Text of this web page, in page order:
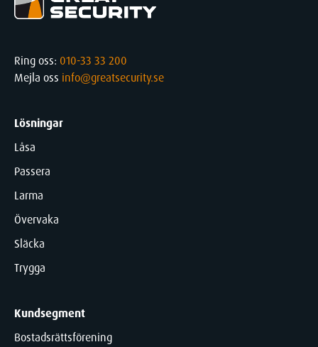
Ring oss: 010-33 33 200
Mejla oss info@greatsecurity.se
Lösningar
Låsa
Passera
Larma
Övervaka
Släcka
Trygga
Kundsegment
Bostadsrättsförening